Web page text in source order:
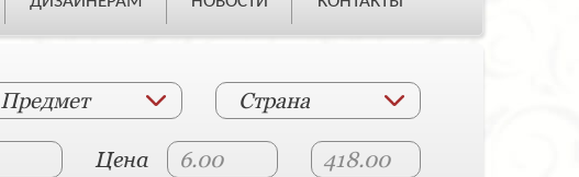
Предмет Страна
Цена